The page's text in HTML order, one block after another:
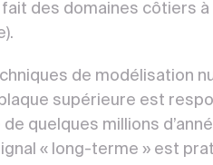
des domaines côtiers
de modélisation
supérieure est
quelques millions
« long-terme » est